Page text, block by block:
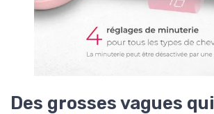
Des grosses vagues qui